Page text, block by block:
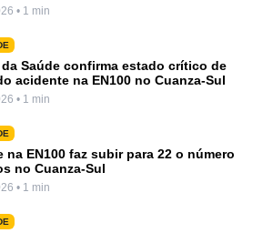
• 1 min
Saúde confirma estado crítico de
acidente na EN100 no Cuanza-Sul
• 1 min
na EN100 faz subir para 22 o número
no Cuanza-Sul
• 1 min